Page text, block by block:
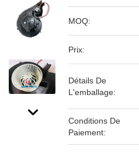
MOQ:
Prix:
Détails De
L'emballage:
Conditions De
Paiement: